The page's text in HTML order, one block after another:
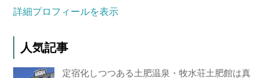
詳細プロフィールを表示
人気記事
定宿化しつつある土肥温泉・牧水荘土肥館は真